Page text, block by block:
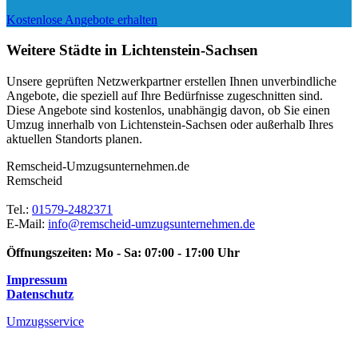
Kostenlose Angebote erhalten
Weitere Städte in Lichtenstein-Sachsen
Unsere geprüften Netzwerkpartner erstellen Ihnen unverbindliche
Angebote, die speziell auf Ihre Bedürfnisse zugeschnitten sind.
Diese Angebote sind kostenlos, unabhängig davon, ob Sie einen
Umzug innerhalb von Lichtenstein-Sachsen oder außerhalb Ihres
aktuellen Standorts planen.
Remscheid-Umzugsunternehmen.de
Remscheid
Tel.: 01579-2482371
E-Mail: info@remscheid-umzugsunternehmen.de
Öffnungszeiten: Mo - Sa: 07:00 - 17:00 Uhr
Impressum
Datenschutz
Umzugsservice